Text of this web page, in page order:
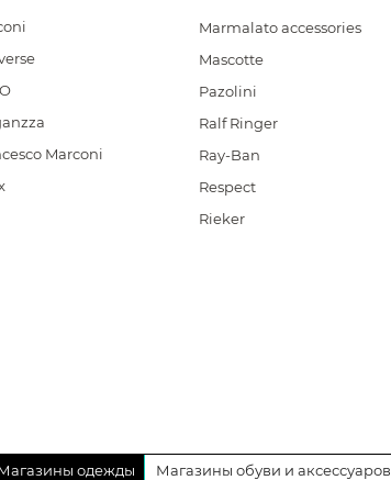
Marconi
Marmalato accessories
Mascotte
Pazolini
Ralf Ringer
Ray-Ban
Respect
Rieker
одежды Магазины обуви и аксессуаров